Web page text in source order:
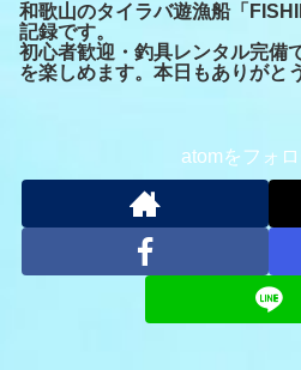
和歌山のタイラバ遊漁船「
記録です。
初心者歓迎・釣具レンタル完備
を楽しめます。本日もありがと
atomをフォ